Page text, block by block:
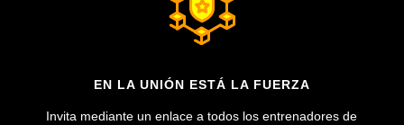
EN LA UNIÓN ESTÁ LA FUERZA
Invita mediante un enlace a todos los entrenadores de